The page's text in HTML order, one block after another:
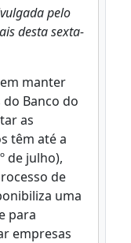
pelo
desta sexta-
manter
Banco do
as
têm até a
de julho),
de
uma
para
empresas